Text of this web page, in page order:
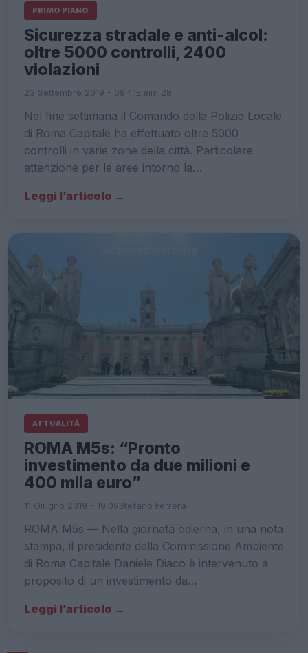
PRIMO PIANO
Sicurezza stradale e anti-alcol:
oltre 5000 controlli, 2400
violazioni
23 Settembre 2019 - 09:41Eleim 28
Nel fine settimana il Comando della Polizia Locale
di Roma Capitale ha effettuato oltre 5000
controlli in varie zone della città. Particolare
attenzione per le aree intorno la…
Leggi l’articolo →
ATTUALITÀ
ROMA M5s: “Pronto
investimento da due milioni e
400 mila euro”
11 Giugno 2019 - 19:09Stefano Ferrera
ROMA M5s — Nella giornata odierna, in una nota
stampa, il presidente della Commissione Ambiente
di Roma Capitale Daniele Diaco è intervenuto a
proposito di un investimento da…
Leggi l’articolo →